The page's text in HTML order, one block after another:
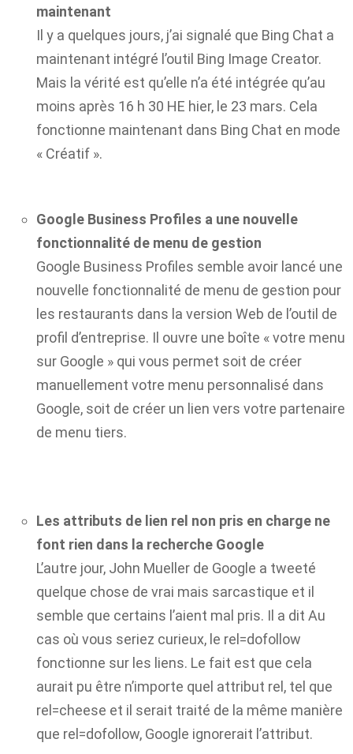
maintenant
Il y a quelques jours, j’ai signalé que Bing Chat a
maintenant intégré l’outil Bing Image Creator.
Mais la vérité est qu’elle n’a été intégrée qu’au
moins après 16 h 30 HE hier, le 23 mars. Cela
fonctionne maintenant dans Bing Chat en mode
« Créatif ».
Google Business Profiles a une nouvelle
fonctionnalité de menu de gestion
Google Business Profiles semble avoir lancé une
nouvelle fonctionnalité de menu de gestion pour
les restaurants dans la version Web de l’outil de
profil d’entreprise. Il ouvre une boîte « votre menu
sur Google » qui vous permet soit de créer
manuellement votre menu personnalisé dans
Google, soit de créer un lien vers votre partenaire
de menu tiers.
Les attributs de lien rel non pris en charge ne
font rien dans la recherche Google
L’autre jour, John Mueller de Google a tweeté
quelque chose de vrai mais sarcastique et il
semble que certains l’aient mal pris. Il a dit Au
cas où vous seriez curieux, le rel=dofollow
fonctionne sur les liens. Le fait est que cela
aurait pu être n’importe quel attribut rel, tel que
rel=cheese et il serait traité de la même manière
que rel=dofollow, Google ignorerait l’attribut.